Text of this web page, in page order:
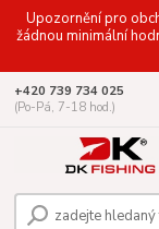
Upozornění pro
žádnou minimální
+420 739 734 025
(Po-Pá, 7-18 hod.)